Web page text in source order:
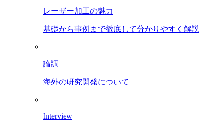
レーザー加工の魅力
基礎から事例まで徹底して分かりやすく解説
論調
海外の研究開発について
Interview